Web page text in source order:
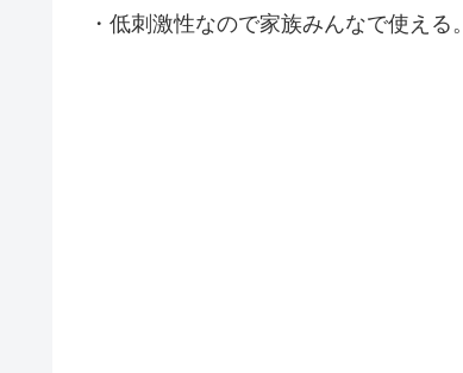
・低刺激性なので家族みんなで使える。